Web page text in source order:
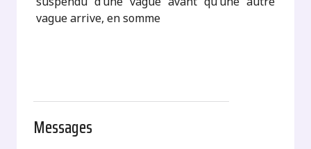
vague arrive, en somme
Messages